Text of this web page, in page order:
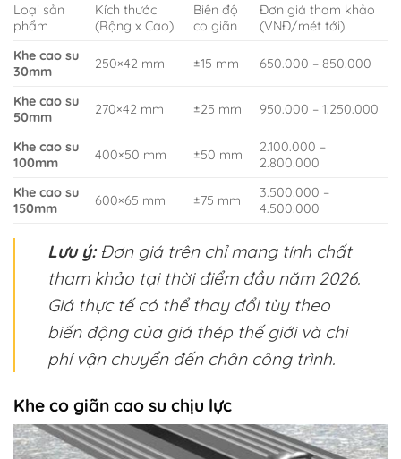
Loại sản
phẩm
Kích thước
(Rộng x Cao)
Biên độ
co giãn
Đơn giá tham khảo
(VNĐ/mét tới)
Khe cao su
30mm
250×42 mm ±15 mm 650.000 – 850.000
Khe cao su
50mm
270×42 mm ±25 mm 950.000 – 1.250.000
Khe cao su
100mm
400×50 mm ±50 mm
2.100.000 –
2.800.000
Khe cao su
150mm
600×65 mm ±75 mm
3.500.000 –
4.500.000
Lưu ý:Đơn giá trên chỉ mang tính chất
tham khảo tại thời điểm đầu năm 2026.
Giá thực tế có thể thay đổi tùy theo
biến động của giá thép thế giới và chi
phí vận chuyển đến chân công trình.
Khe co giãn cao su chịu lực